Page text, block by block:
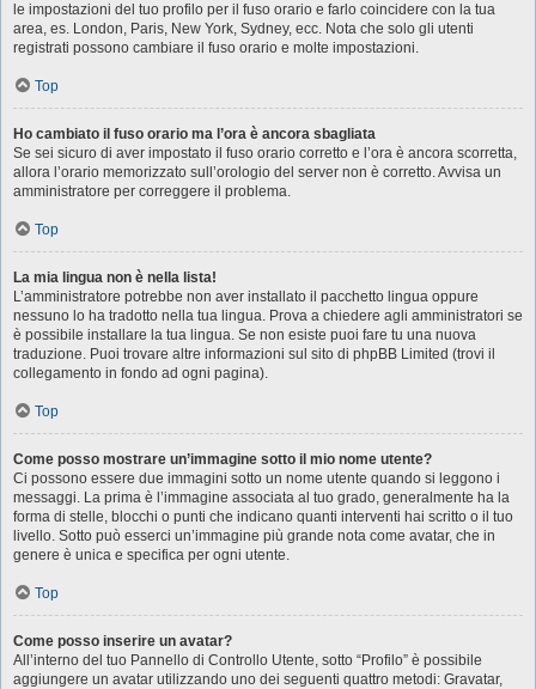
le impostazioni del tuo profilo per il fuso orario e farlo coincidere con la tua
area, es. London, Paris, New York, Sydney, ecc. Nota che solo gli utenti
registrati possono cambiare il fuso orario e molte impostazioni.
Top
Ho cambiato il fuso orario ma l’ora è ancora sbagliata
Se sei sicuro di aver impostato il fuso orario corretto e l’ora è ancora scorretta,
allora l’orario memorizzato sull’orologio del server non è corretto. Avvisa un
amministratore per correggere il problema.
Top
La mia lingua non è nella lista!
L’amministratore potrebbe non aver installato il pacchetto lingua oppure
nessuno lo ha tradotto nella tua lingua. Prova a chiedere agli amministratori se
è possibile installare la tua lingua. Se non esiste puoi fare tu una nuova
traduzione. Puoi trovare altre informazioni sul sito di phpBB Limited (trovi il
collegamento in fondo ad ogni pagina).
Top
Come posso mostrare un’immagine sotto il mio nome utente?
Ci possono essere due immagini sotto un nome utente quando si leggono i
messaggi. La prima è l’immagine associata al tuo grado, generalmente ha la
forma di stelle, blocchi o punti che indicano quanti interventi hai scritto o il tuo
livello. Sotto può esserci un’immagine più grande nota come avatar, che in
genere è unica e specifica per ogni utente.
Top
Come posso inserire un avatar?
All’interno del tuo Pannello di Controllo Utente, sotto “Profilo” è possibile
aggiungere un avatar utilizzando uno dei seguenti quattro metodi: Gravatar,